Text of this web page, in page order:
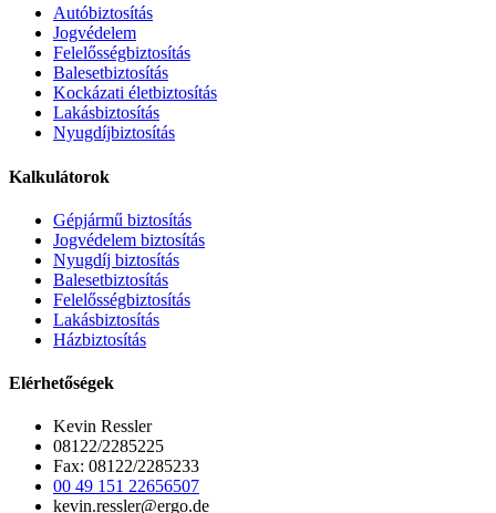
Autóbiztosítás
Jogvédelem
Felelősségbiztosítás
Balesetbiztosítás
Kockázati életbiztosítás
Lakásbiztosítás
Nyugdíjbiztosítás
Kalkulátorok
Gépjármű biztosítás
Jogvédelem biztosítás
Nyugdíj biztosítás
Balesetbiztosítás
Felelősségbiztosítás
Lakásbiztosítás
Házbiztosítás
Elérhetőségek
Kevin Ressler
08122/2285225
Fax: 08122/2285233
00 49 151 22656507
kevin.ressler@ergo.de